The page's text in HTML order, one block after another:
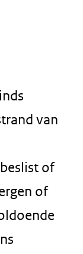
van
of
of